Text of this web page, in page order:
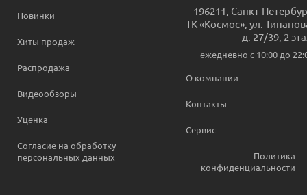
Новинки
Хиты продаж
Распродажа
Видеообзоры
Уценка
Согласие на обработку
персональных данных
196211 Санкт-
ТК «Космос», ул.
д. 27/39, 2
ежедневно c 10:00 до
О компании
Контакты
Сервис
Политика
конфиденциальности